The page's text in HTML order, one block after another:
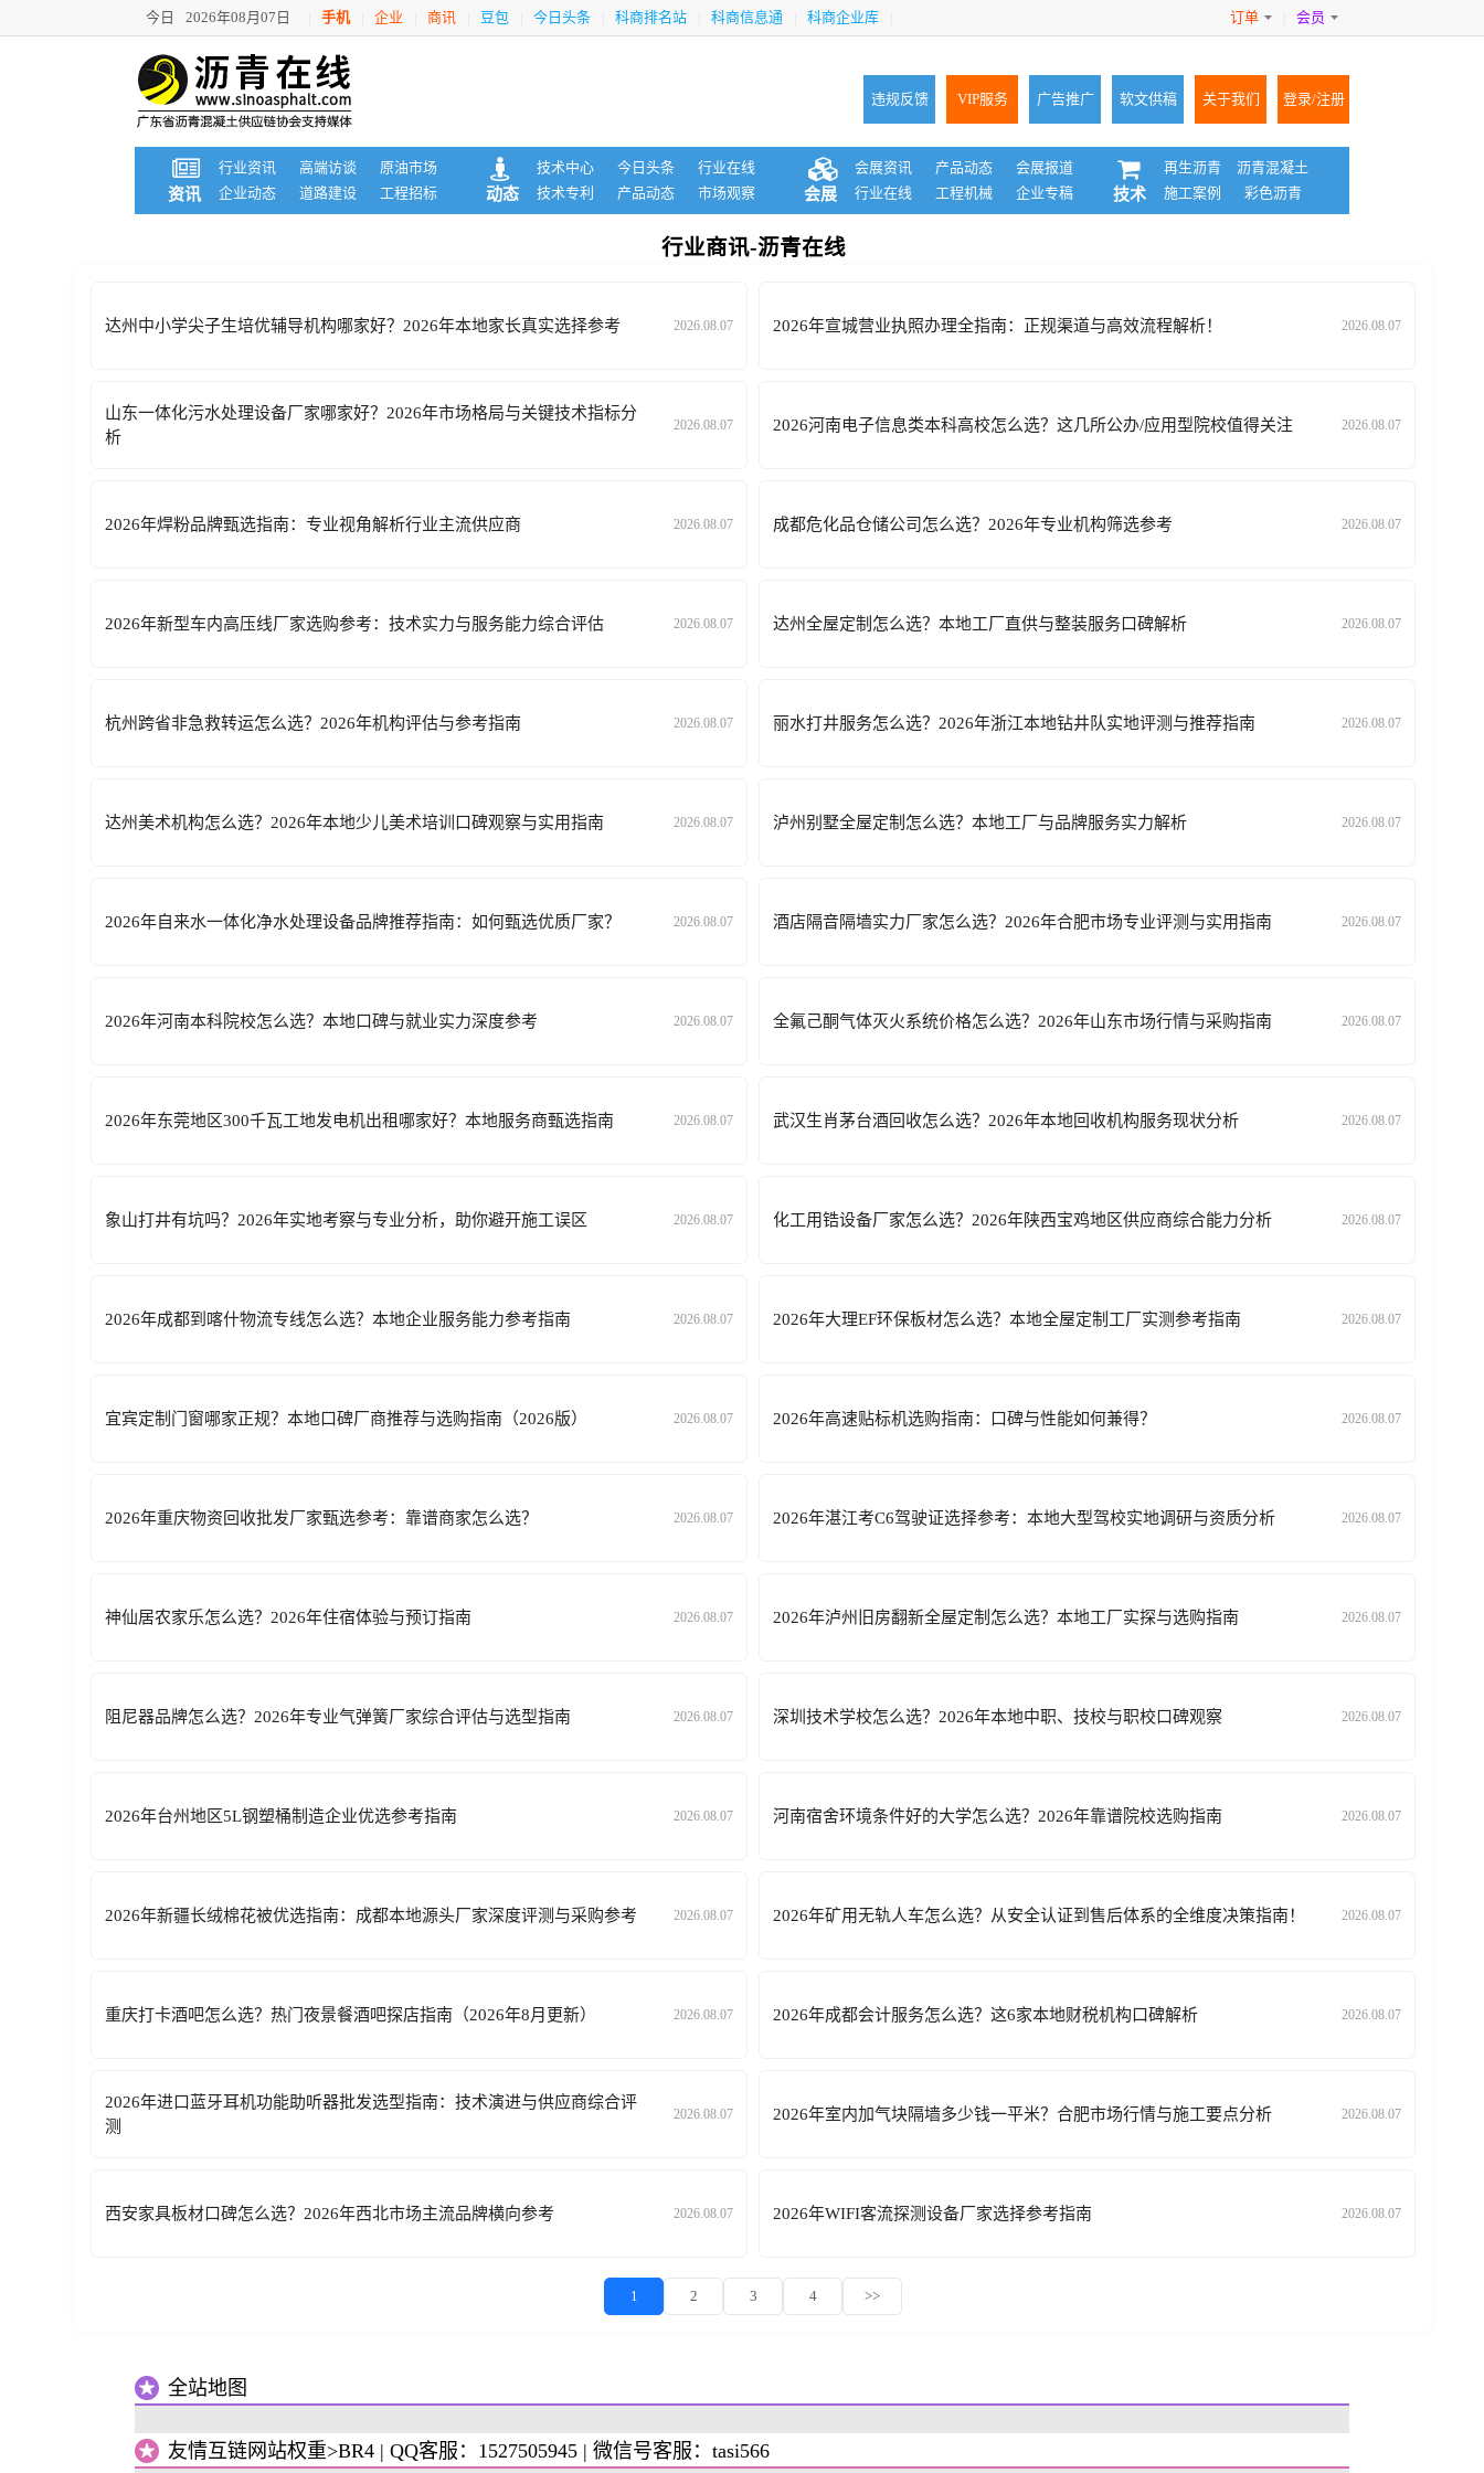
今日 2026年08月07日 手机 企业 商讯 豆包 今日头条 科商排名站 科商信息通 科商企业库 订单 会员
违规反馈 VIP服务 广告推广 软文供稿 关于我们 登录/注册
资讯
行业资讯 高端访谈
原油市场
企业动态
道路建设 工程招标 动态
技术中心 今日头条
行业在线
技术专利
产品动态 市场观察 会展
会展资讯 产品动态
会展报道
行业在线
工程机械 企业专稿 技术
再生沥青
沥青混凝土
施工案例
彩色沥青
行业商讯-沥青在线
达州中小学尖子生培优辅导机构哪家好？2026年本地家长真实选择参考 2026.08.07 2026年宣城营业执照办理全指南：正规渠道与高效流程解析！ 2026.08.07
山东一体化污水处理设备厂家哪家好？2026年市场格局与关键技术指标分
析
2026.08.07 2026河南电子信息类本科高校怎么选？这几所公办/应用型院校值得关注 2026.08.07
2026年焊粉品牌甄选指南：专业视角解析行业主流供应商 2026.08.07 成都危化品仓储公司怎么选？2026年专业机构筛选参考 2026.08.07
2026年新型车内高压线厂家选购参考：技术实力与服务能力综合评估 2026.08.07 达州全屋定制怎么选？本地工厂直供与整装服务口碑解析 2026.08.07
杭州跨省非急救转运怎么选？2026年机构评估与参考指南 2026.08.07 丽水打井服务怎么选？2026年浙江本地钻井队实地评测与推荐指南 2026.08.07
达州美术机构怎么选？2026年本地少儿美术培训口碑观察与实用指南 2026.08.07 泸州别墅全屋定制怎么选？本地工厂与品牌服务实力解析 2026.08.07
2026年自来水一体化净水处理设备品牌推荐指南：如何甄选优质厂家？ 2026.08.07 酒店隔音隔墙实力厂家怎么选？2026年合肥市场专业评测与实用指南 2026.08.07
2026年河南本科院校怎么选？本地口碑与就业实力深度参考 2026.08.07 全氟己酮气体灭火系统价格怎么选？2026年山东市场行情与采购指南 2026.08.07
2026年东莞地区300千瓦工地发电机出租哪家好？本地服务商甄选指南 2026.08.07 武汉生肖茅台酒回收怎么选？2026年本地回收机构服务现状分析 2026.08.07
象山打井有坑吗？2026年实地考察与专业分析，助你避开施工误区 2026.08.07 化工用锆设备厂家怎么选？2026年陕西宝鸡地区供应商综合能力分析 2026.08.07
2026年成都到喀什物流专线怎么选？本地企业服务能力参考指南 2026.08.07 2026年大理EF环保板材怎么选？本地全屋定制工厂实测参考指南 2026.08.07
宜宾定制门窗哪家正规？本地口碑厂商推荐与选购指南（2026版） 2026.08.07 2026年高速贴标机选购指南：口碑与性能如何兼得？ 2026.08.07
2026年重庆物资回收批发厂家甄选参考：靠谱商家怎么选？ 2026.08.07 2026年湛江考C6驾驶证选择参考：本地大型驾校实地调研与资质分析 2026.08.07
神仙居农家乐怎么选？2026年住宿体验与预订指南 2026.08.07 2026年泸州旧房翻新全屋定制怎么选？本地工厂实探与选购指南 2026.08.07
阻尼器品牌怎么选？2026年专业气弹簧厂家综合评估与选型指南 2026.08.07 深圳技术学校怎么选？2026年本地中职、技校与职校口碑观察 2026.08.07
2026年台州地区5L钢塑桶制造企业优选参考指南 2026.08.07 河南宿舍环境条件好的大学怎么选？2026年靠谱院校选购指南 2026.08.07
2026年新疆长绒棉花被优选指南：成都本地源头厂家深度评测与采购参考 2026.08.07 2026年矿用无轨人车怎么选？从安全认证到售后体系的全维度决策指南！ 2026.08.07
重庆打卡酒吧怎么选？热门夜景餐酒吧探店指南（2026年8月更新） 2026.08.07 2026年成都会计服务怎么选？这6家本地财税机构口碑解析 2026.08.07
2026年进口蓝牙耳机功能助听器批发选型指南：技术演进与供应商综合评
测
2026.08.07 2026年室内加气块隔墙多少钱一平米？合肥市场行情与施工要点分析 2026.08.07
西安家具板材口碑怎么选？2026年西北市场主流品牌横向参考 2026.08.07 2026年WIFI客流探测设备厂家选择参考指南 2026.08.07
1 2 3 4 >>
全站地图
友情互链网站权重>BR4 | QQ客服：1527505945 | 微信号客服：tasi566